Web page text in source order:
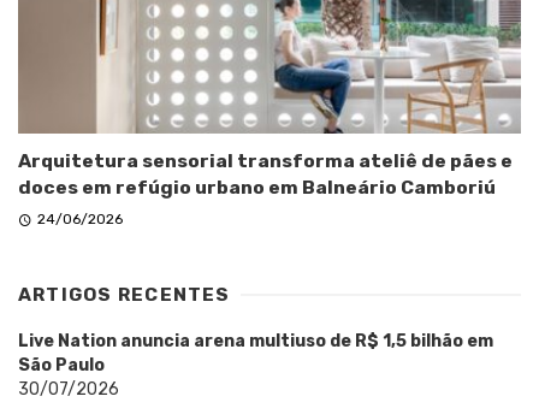
Arquitetura sensorial transforma ateliê de pães e
doces em refúgio urbano em Balneário Camboriú
24/06/2026
ARTIGOS RECENTES
Live Nation anuncia arena multiuso de R$ 1,5 bilhão em
São Paulo
30/07/2026